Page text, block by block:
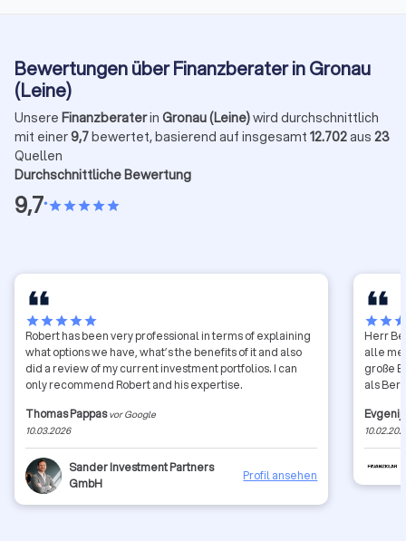
Bewertungen über Finanzberater in Gronau
(Leine)
Unsere Finanzberaterin Gronau (Leine)wird durchschnittlich
mit einer9,7bewertet, basierend auf insgesamt 12.702aus 23
Quellen
Durchschnittliche Bewertung
9,7•starstarstarstarstar
starstarstarstarstar
Robert has been very professional in terms of explaining
what options we have, what’s the benefits of it and also
did a review of my current investment portfolios. I can
only recommend Robert and his expertise.
Thomas Pappas vor Google
10.03.2026
Sander Investment Partners
GmbH
Profil ansehen
starstar
Herr
alle
große
als